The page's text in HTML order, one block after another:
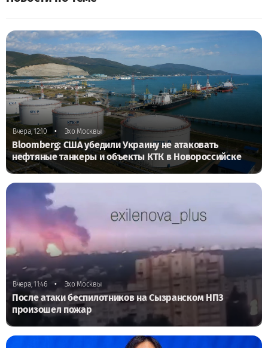
Вчера, 12:10 • Эхо Москвы
Bloomberg: США убедили Украину не атаковать
нефтяные танкеры и объекты КТК в Новороссийске
Вчера, 11:46 • Эхо Москвы
После атаки беспилотников на Сызранском НПЗ
произошел пожар